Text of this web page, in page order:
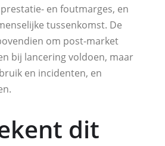
en foutmarges, en
tussenkomst. De
om post-market
bij lancering voldoen, maar
en incidenten, en
dit